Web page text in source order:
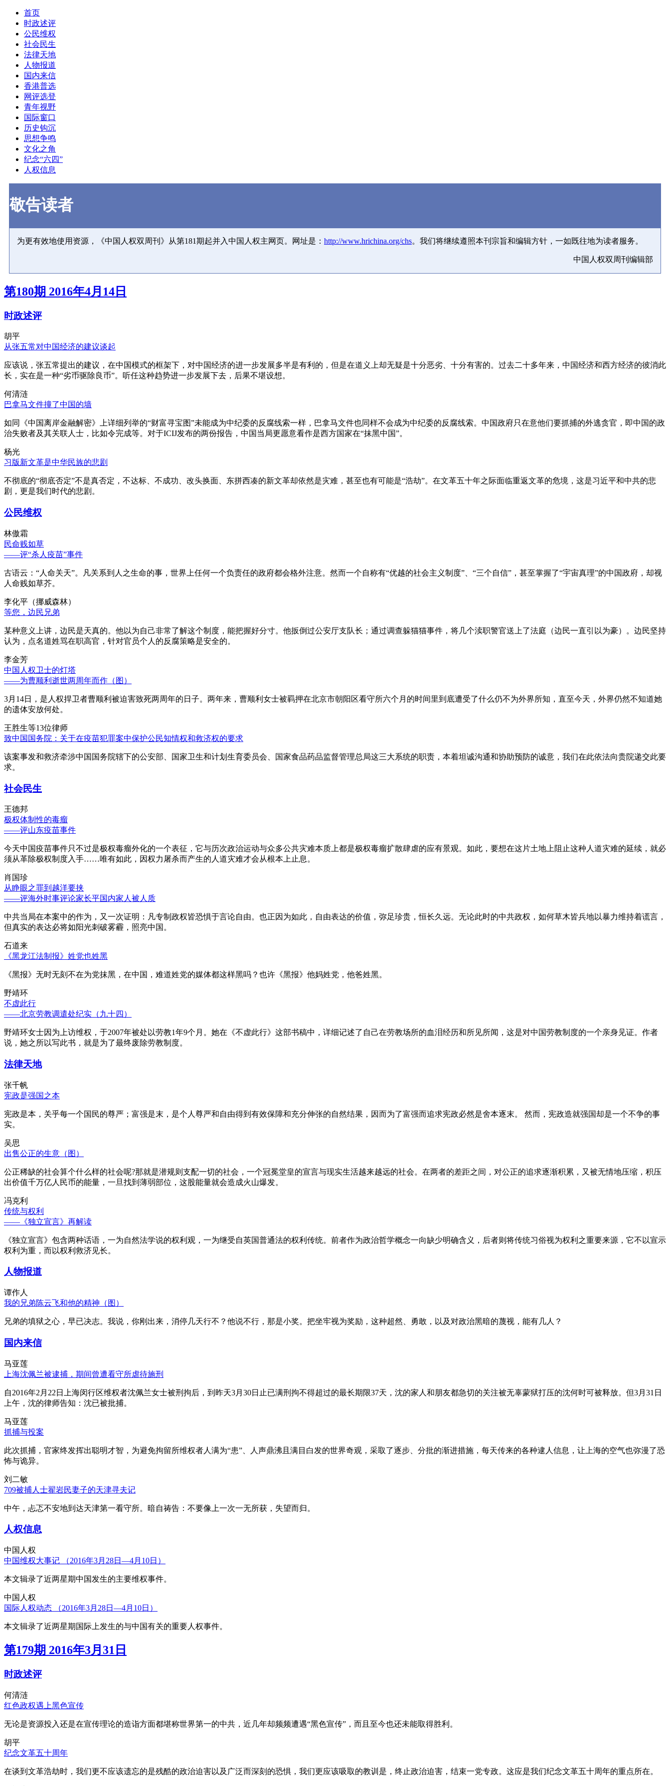
首页
时政述评
公民维权
社会民生
法律天地
人物报道
国内来信
香港普选
网评选登
青年视野
国际窗口
历史钩沉
思想争鸣
文化之角
纪念“六四”
人权信息
敬告读者
为更有效地使用资源，《中国人权双周刊》从第181期起并入中国人权主网页。网址是： http://www.hrichina.org/chs。我们将继续遵照本刊宗旨和编辑方针，一如既往地为读者服务。
中国人权双周刊编辑部
第180期 2016年4月14日
时政述评
胡平
从张五常对中国经济的建议谈起
应该说，张五常提出的建议，在中国模式的框架下，对中国经济的进一步发展多半是有利的，但是在道义上却无疑是十分恶劣、十分有害的。过去二十多年来，中国经济和西方经济的彼消此
长，实在是一种“劣币驱除良币”。听任这种趋势进一步发展下去，后果不堪设想。
何清涟
巴拿马文件撞了中国的墙
如同《中国离岸金融解密》上详细列举的“财富寻宝图”未能成为中纪委的反腐线索一样，巴拿马文件也同样不会成为中纪委的反腐线索。中国政府只在意他们要抓捕的外逃贪官，即中国的政
治失败者及其关联人士，比如令完成等。对于ICIJ发布的两份报告，中国当局更愿意看作是西方国家在“抹黑中国”。
杨光
习版新文革是中华民族的悲剧
不彻底的“彻底否定”不是真否定，不达标、不成功、改头换面、东拼西凑的新文革却依然是灾难，甚至也有可能是“浩劫”。在文革五十年之际面临重返文革的危境，这是习近平和中共的悲
剧，更是我们时代的悲剧。
公民维权
林傲霜
民命贱如草
——评“杀人疫苗”事件
古语云：“人命关天”。凡关系到人之生命的事，世界上任何一个负责任的政府都会格外注意。然而一个自称有“优越的社会主义制度”、“三个自信”，甚至掌握了“宇宙真理”的中国政府，却视
人命贱如草芥。
李化平（挪威森林）
等您，边民兄弟
某种意义上讲，边民是天真的。他以为自己非常了解这个制度，能把握好分寸。他扳倒过公安厅支队长；通过调查躲猫猫事件，将几个渎职警官送上了法庭（边民一直引以为豪）。边民坚持
认为，点名道姓骂在职高官，针对官员个人的反腐策略是安全的。
李金芳
中国人权卫士的灯塔
——为曹顺利逝世两周年而作（图）
3月14日，是人权捍卫者曹顺利被迫害致死两周年的日子。两年来，曹顺利女士被羁押在北京市朝阳区看守所六个月的时间里到底遭受了什么仍不为外界所知，直至今天，外界仍然不知道她
的遗体安放何处。
王胜生等13位律师
致中国国务院：关于在疫苗犯罪案中保护公民知情权和救济权的要求
该案事发和救济牵涉中国国务院辖下的公安部、国家卫生和计划生育委员会、国家食品药品监督管理总局这三大系统的职责，本着坦诚沟通和协助预防的诚意，我们在此依法向贵院递交此要
求。
社会民生
王德邦
极权体制性的毒瘤
——评山东疫苗事件
今天中国疫苗事件只不过是极权毒瘤外化的一个表征，它与历次政治运动与众多公共灾难本质上都是极权毒瘤扩散肆虐的应有景观。如此，要想在这片土地上阻止这种人道灾难的延续，就必
须从革除极权制度入手……唯有如此，因权力屠杀而产生的人道灾难才会从根本上止息。
肖国珍
从睁眼之罪到越洋要挟
——评海外时事评论家长平国内家人被人质
中共当局在本案中的作为，又一次证明：凡专制政权皆恐惧于言论自由。也正因为如此，自由表达的价值，弥足珍贵，恒长久远。无论此时的中共政权，如何草木皆兵地以暴力维持着谎言，
但真实的表达必将如阳光刺破雾霾，照亮中国。
石道来
《黑龙江法制报》姓党也姓黑
《黑报》无时无刻不在为党抹黑，在中国，难道姓党的媒体都这样黑吗？也许《黑报》他妈姓党，他爸姓黑。
野靖环
不虚此行
——北京劳教调遣处纪实（九十四）
野靖环女士因为上访维权，于2007年被处以劳教1年9个月。她在《不虚此行》这部书稿中，详细记述了自己在劳教场所的血泪经历和所见所闻，这是对中国劳教制度的一个亲身见证。作者
说，她之所以写此书，就是为了最终废除劳教制度。
法律天地
张千帆
宪政是强国之本
宪政是本，关乎每一个国民的尊严；富强是末，是个人尊严和自由得到有效保障和充分伸张的自然结果，因而为了富强而追求宪政必然是舍本逐末。 然而，宪政造就强国却是一个不争的事
实。
吴思
出售公正的生意（图）
公正稀缺的社会算个什么样的社会呢?那就是潜规则支配一切的社会，一个冠冕堂皇的宣言与现实生活越来越远的社会。在两者的差距之间，对公正的追求逐渐积累，又被无情地压缩，积压
出价值千万亿人民币的能量，一旦找到薄弱部位，这股能量就会造成火山爆发。
冯克利
传统与权利
——《独立宣言》再解读
《独立宣言》包含两种话语，一为自然法学说的权利观，一为继受自英国普通法的权利传统。前者作为政治哲学概念一向缺少明确含义，后者则将传统习俗视为权利之重要来源，它不以宣示
权利为重，而以权利救济见长。
人物报道
谭作人
我的兄弟陈云飞和他的精神（图）
兄弟的填狱之心，早已决志。我说，你刚出来，消停几天行不？他说不行，那是小奖。把坐牢视为奖励，这种超然、勇敢，以及对政治黑暗的蔑视，能有几人？
国内来信
马亚莲
上海沈佩兰被逮捕，期间曾遭看守所虐待施刑
自2016年2月22日上海闵行区维权者沈佩兰女士被刑拘后，到昨天3月30日止已满刑拘不得超过的最长期限37天，沈的家人和朋友都急切的关注被无辜蒙狱打压的沈何时可被释放。但3月31日
上午，沈的律师告知：沈已被批捕。
马亚莲
抓捕与投案
此次抓捕，官家终发挥出聪明才智，为避免拘留所维权者人满为“患”、人声鼎沸且满目白发的世界奇观，采取了逐步、分批的渐进措施，每天传来的各种逮人信息，让上海的空气也弥漫了恐
怖与诡异。
刘二敏
709被捕人士翟岩民妻子的天津寻夫记
中午，忐忑不安地到达天津第一看守所。暗自祷告：不要像上一次一无所获，失望而归。
人权信息
中国人权
中国维权大事记 （2016年3月28日—4月10日）
本文辑录了近两星期中国发生的主要维权事件。
中国人权
国际人权动态 （2016年3月28日—4月10日）
本文辑录了近两星期国际上发生的与中国有关的重要人权事件。
第179期 2016年3月31日
时政述评
何清涟
红色政权遇上黑色宣传
无论是资源投入还是在宣传理论的造诣方面都堪称世界第一的中共，近几年却频频遭遇“黑色宣传”，而且至今也还未能取得胜利。
胡平
纪念文革五十周年
在谈到文革浩劫时，我们更不应该遗忘的是残酷的政治迫害以及广泛而深刻的恐惧，我们更应该吸取的教训是，终止政治迫害，结束一党专政。这应是我们纪念文革五十周年的重点所在。